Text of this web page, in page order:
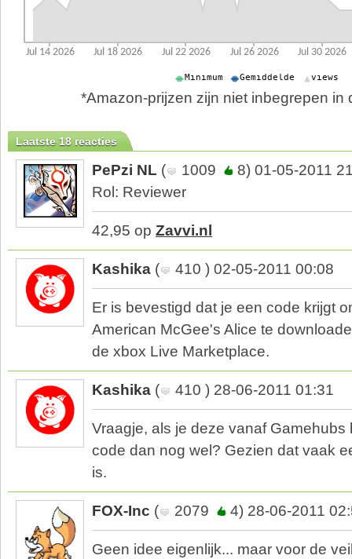
*Amazon-prijzen zijn niet inbegrepen in
Laatste 18 reacties
PePzi NL ( 1009
8) 01-05-2011
Rol: Reviewer
42,95 op Zavvi.nl
Kashika ( 410 ) 02-05-2011 00:08
Er is bevestigd dat je een code krijgt
American McGee's Alice te
de xbox Live Marketplace.
Kashika ( 410 ) 28-06-2011 01:31
Vraagje, als je deze vanaf Gamehubs
code dan nog wel? Gezien dat vaak
is.
FOX-Inc ( 2079 4) 28-06-2011
Geen idee eigenlijk... maar voor de